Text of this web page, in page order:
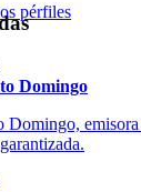
pérfiles
Domingo
Domingo,